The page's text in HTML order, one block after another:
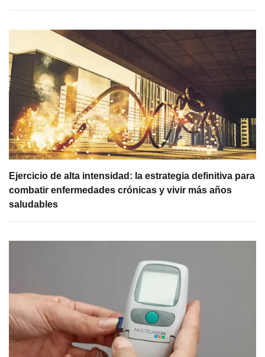
Ejercicio de alta intensidad: la estrategia definitiva para
combatir enfermedades crónicas y vivir más años
saludables